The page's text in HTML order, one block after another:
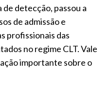
detecção, passou a
de admissão e
profissionais das
no regime CLT. Vale
importante sobre o